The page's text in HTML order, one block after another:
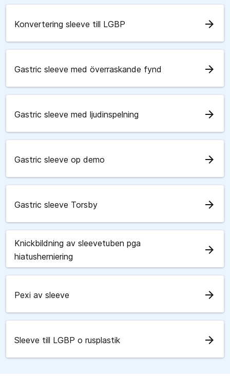
Konvertering sleeve till LGBP arrow_forward
Gastric sleeve med överraskande fynd arrow_forward
Gastric sleeve med ljudinspelning arrow_forward
Gastric sleeve op demo arrow_forward
Gastric sleeve Torsby arrow_forward
Knickbildning av sleevetuben pga
hiatusherniering
arrow_forward
Pexi av sleeve arrow_forward
Sleeve till LGBP o rusplastik arrow_forward